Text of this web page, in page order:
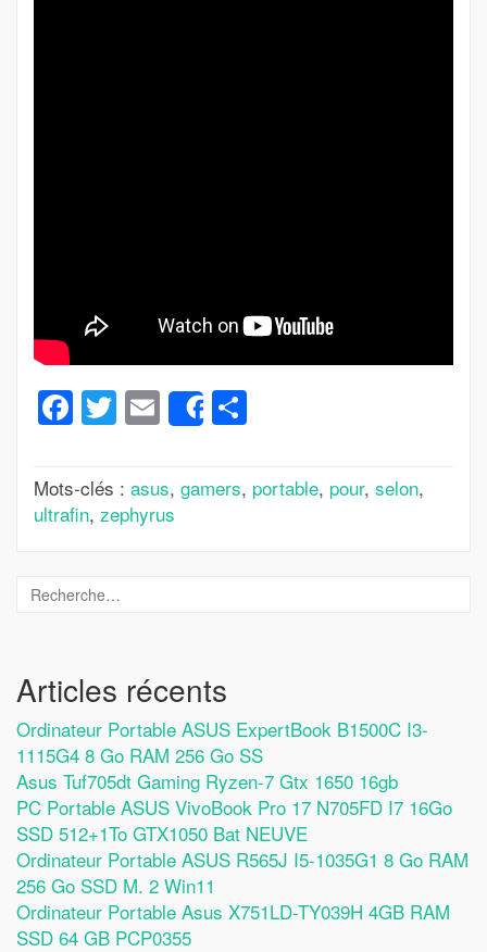
Facebook
Twitter
Email
Share
Mots-clés : asus, gamers, portable, pour, selon,
ultrafin, zephyrus
Articles récents
Ordinateur Portable ASUS ExpertBook B1500C I3-
1115G4 8 Go RAM 256 Go SS
Asus Tuf705dt Gaming Ryzen-7 Gtx 1650 16gb
PC Portable ASUS VivoBook Pro 17 N705FD I7 16Go
SSD 512+1To GTX1050 Bat NEUVE
Ordinateur Portable ASUS R565J I5-1035G1 8 Go RAM
256 Go SSD M. 2 Win11
Ordinateur Portable Asus X751LD-TY039H 4GB RAM
SSD 64 GB PCP0355